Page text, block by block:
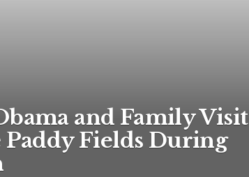
and Family Visit
Paddy Fields During